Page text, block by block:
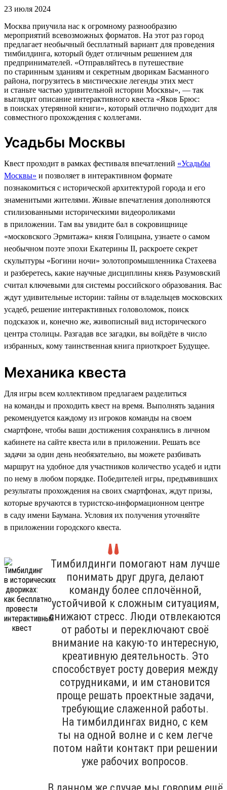
23 июля 2024
Москва приучила нас к огромному разнообразию
мероприятий всевозможных форматов. На этот раз город
предлагает необычный бесплатный вариант для проведения
тимбилдинга, который будет отличным решением для
предпринимателей. «Отправляйтесь в путешествие
по старинным зданиям и секретным дворикам Басманного
района, погрузитесь в мистические легенды этих мест
и станьте частью удивительной истории Москвы», — так
выглядит описание интерактивного квеста «Яков Брюс:
в поисках утерянной книги», который отлично подходит для
совместного прохождения с коллегами.
Усадьбы Москвы
Квест проходит в рамках фестиваля впечатлений «Усадьбы
Москвы» и позволяет в интерактивном формате
познакомиться с исторической архитектурой города и его
знаменитыми жителями. Живые впечатления дополняются
стилизованными историческими видеороликами
в приложении. Там вы увидите бал в сокровищнице
«московского Эрмитажа» князя Голицына, узнаете о самом
необычном поэте эпохи Екатерины II, раскроете секрет
скульптуры «Богини ночи» золотопромышленника Стахеева
и разберетесь, какие научные дисциплины князь Разумовский
считал ключевыми для системы российского образования. Вас
ждут удивительные истории: тайны от владельцев московских
усадеб, решение интерактивных головоломок, поиск
подсказок и, конечно же, живописный вид исторического
центра столицы. Разгадав все загадки, вы войдёте в число
избранных, кому таинственная книга приоткроет Будущее.
Механика квеста
Для игры всем коллективом предлагаем разделиться
на команды и проходить квест на время. Выполнять задания
рекомендуется каждому из игроков команды на своем
смартфоне, чтобы ваши достижения сохранялись в личном
кабинете на сайте квеста или в приложении. Решать все
задачи за один день необязательно, вы можете разбивать
маршрут на удобное для участников количество усадеб и идти
по нему в любом порядке. Победителей игры, предъявивших
результаты прохождения на своих смартфонах, ждут призы,
которые вручаются в туристско-информационном центре
в саду имени Баумана. Условия их получения уточняйте
в приложении городского квеста.
Тимбилдинги помогают нам лучше
понимать друг друга, делают
команду более сплочённой,
устойчивой к сложным ситуациям,
снижают стресс. Люди отвлекаются
от работы и переключают своё
внимание на какую-то интересную,
креативную деятельность. Это
способствует росту доверия между
сотрудниками, и им становится
проще решать проектные задачи,
требующие слаженной работы.
На тимбилдингах видно, с кем
ты на одной волне и с кем легче
потом найти контакт при решении
уже рабочих вопросов.